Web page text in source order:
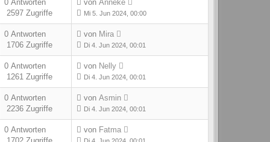
0 Antworten
2597 Zugriffe
von Anneke
Mi 5. Jun 2024, 00:00
0 Antworten
1706 Zugriffe
von Mira
Di 4. Jun 2024, 00:01
0 Antworten
1261 Zugriffe
von Nelly
Di 4. Jun 2024, 00:01
0 Antworten
2236 Zugriffe
von Asmin
Di 4. Jun 2024, 00:01
0 Antworten
von Fatma